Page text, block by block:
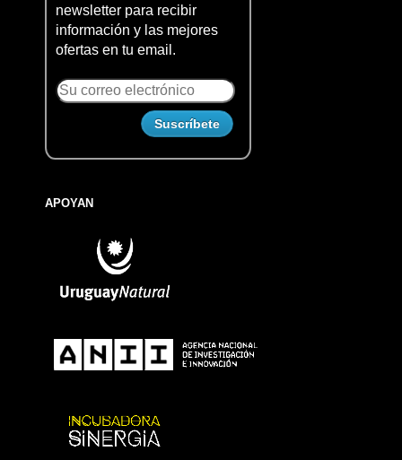
newsletter para recibir
información y las mejores
ofertas en tu email.
APOYAN